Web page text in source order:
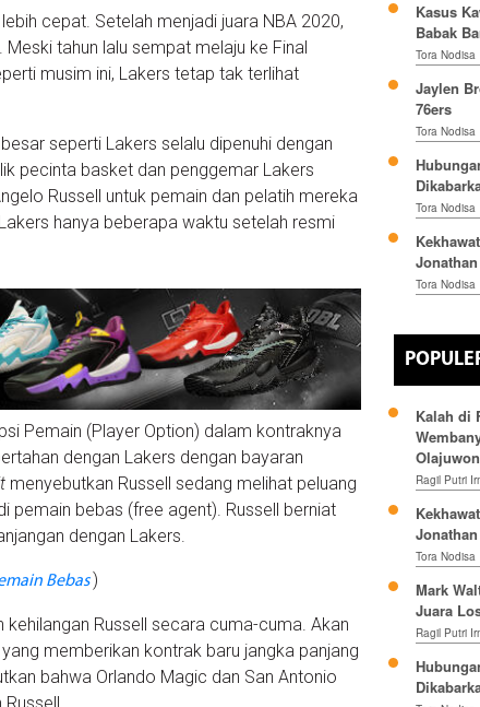
cepat. Setelah menjadi juara NBA 2020,
tahun lalu sempat melaju ke Final
musim ini, Lakers tetap tak terlihat
seperti Lakers selalu dipenuhi dengan
pecinta basket dan penggemar Lakers
Russell untuk pemain dan pelatih mereka
hanya beberapa waktu setelah resmi
Pemain (Player Option) dalam kontraknya
dengan Lakers dengan bayaran
menyebutkan Russell sedang melihat peluang
pemain bebas (free agent). Russell berniat
dengan Lakers.
Bebas)
Russell secara cuma-cuma. Akan
memberikan kontrak baru jangka panjang
bahwa Orlando Magic dan San Antonio
Kasus
Babak
Tora Nodisa
Jaylen
76ers
Tora Nodisa
Tora Nodisa
Tora Nodisa
Kalah di
Ragil Putri
Tora Nodisa
Mark
Juara
Ragil Putri